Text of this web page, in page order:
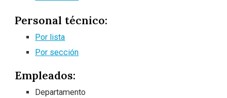
Personal técnico:
Por lista
Por sección
Empleados:
Departamento